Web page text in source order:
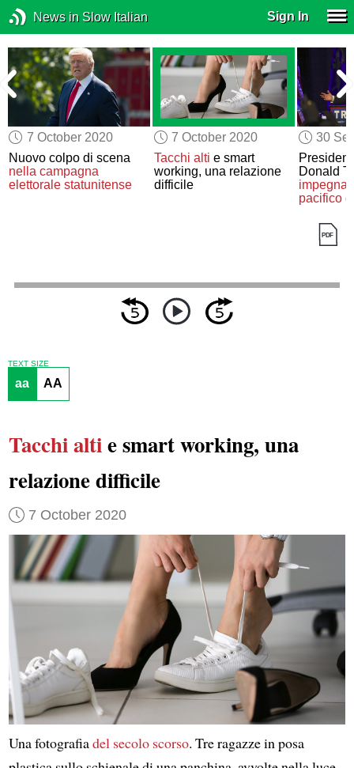
News in Slow Italian Sign In
7 October 2020
Nuovo colpo di scena
nella campagna
elettorale statunitense
7 October 2020
Tacchi alti e smart
working, una relazione
difficile
30
Donald
impegna
pacifico
TEXT SIZE
aa AA
Tacchi altie smart working, una
relazione difficile
7 October 2020
Una fotografiadel secolo scorso. Tre ragazze in posa